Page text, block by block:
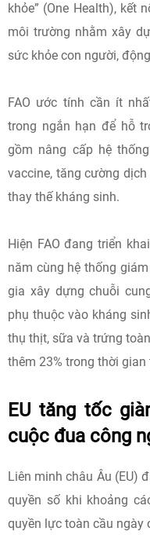
khỏe” (One Health), kết
môi trường nhằm xây
sức khỏe con người,
FAO ước tính cần ít
trong ngắn hạn để hỗ
gồm nâng cấp hệ
vaccine, tăng cường
thay thế kháng sinh.
Hiện FAO đang triển
năm cùng hệ thống
gia xây dựng chuỗi
phụ thuộc vào kháng
thụ thịt, sữa và trứng
thêm 23% trong thời gian
EU tăng tốc
cuộc đua công
Liên minh châu Âu (EU)
quyền số khi khoảng
quyền lực toàn cầu ngày